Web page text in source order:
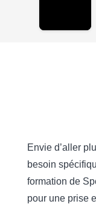
Envie d’aller
besoin
formation de
pour une prise